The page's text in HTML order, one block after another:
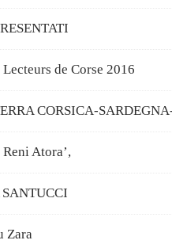
de Corse 2016
CORSICA-
Atora’,
Zara